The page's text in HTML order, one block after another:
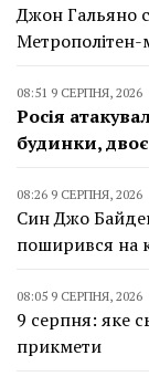
Джон Гальяно
Метрополітен-
08:51 9 СЕРПНЯ, 2026
Росія
будинки,
08:26 9 СЕРПНЯ, 2026
Син Джо
поширився на
08:05 9 СЕРПНЯ, 2026
9 серпня: яке
прикмети